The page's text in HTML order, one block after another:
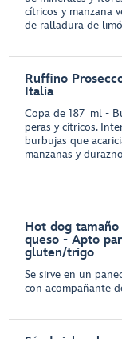
cítricos y manzana
de ralladura de
Ruffino
Italia
Copa de 187 ml -
peras y cítricos.
burbujas que
manzanas y
Hot dog
queso - Apto
gluten/trigo
Se sirve en un
con acompañante